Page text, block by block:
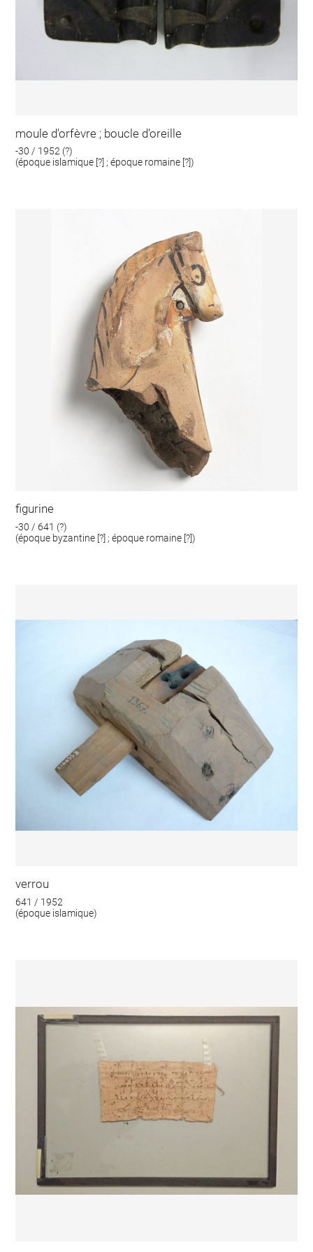
moule d'orfèvre ; boucle d'oreille
-30 / 1952 (?)
(époque islamique [?] ; époque romaine [?])
figurine
-30 / 641 (?)
(époque byzantine [?] ; époque romaine [?])
verrou
641 / 1952
(époque islamique)